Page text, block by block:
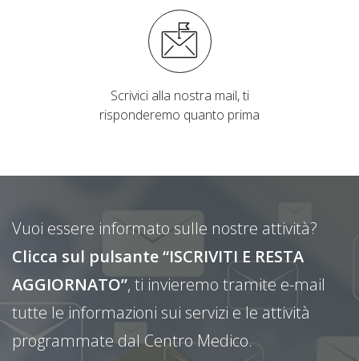
Scrivici alla nostra mail, ti
risponderemo quanto prima
Vuoi essere informato sulle nostre attività?
Clicca sul pulsante “ISCRIVITI E RESTA
AGGIORNATO”, ti invieremo tramite e-mail
tutte le informazioni sui servizi e le attività
programmate dal Centro Medico.